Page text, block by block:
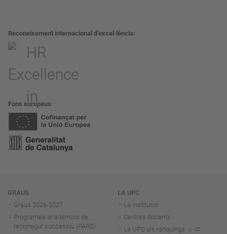
Reconeixement internacional d’excel·lència
Fons europeus
Navegació
GRAUS
Graus 2026-2027
Programes acadèmics de
recorregut successiu (PARS)
LA UPC
La institució
Centres docents
La UPC als rànquings